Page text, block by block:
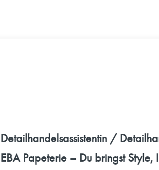
Detailhandelsassistentin /
EBA Papeterie – Du bringst Style,